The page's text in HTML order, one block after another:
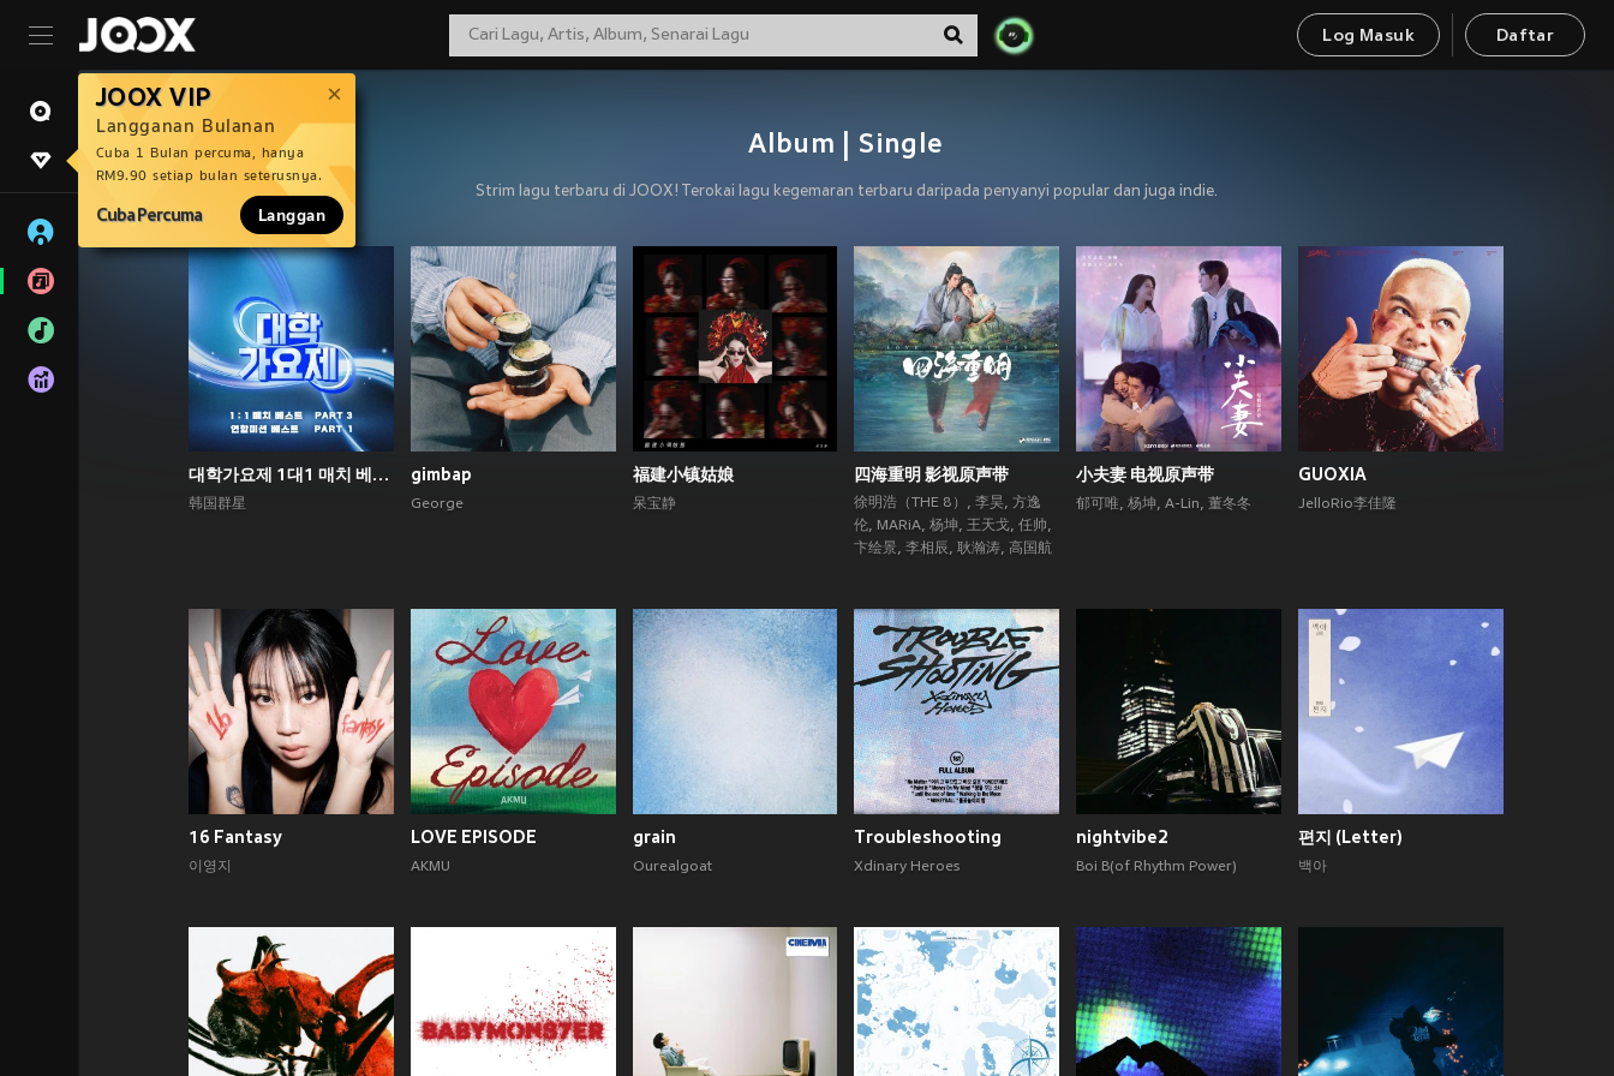
Log Masuk Daftar
JOOX VIP
Langganan Bulanan
Cuba 1 Bulan percuma, hanya
RM9.90 setiap bulan seterusnya.
Cuba Percuma Langgan
Album | Single
Strim lagu terbaru di JOOX! Terokai lagu kegemaran terbaru daripada penyanyi popular dan juga indie.
대학가요제 1대1 매치 베스트 PART3, 연합미션 베스트 PART1
韩国群星
gimbap
George
福建小镇姑娘
呆宝静
四海重明 影视原声带
徐明浩（THE 8） ,李昊,方逸
伦, MARiA,杨坤,王天戈,任帅,
卞绘景,李相辰,耿瀚涛,高国航
小夫妻 电视原声带
郁可唯,杨坤,A-Lin,董冬冬
GUOXIA
JelloRio李佳隆
16 Fantasy
이영지
LOVE EPISODE
AKMU
grain
Ourealgoat
Troubleshooting
Xdinary Heroes
nightvibe2
Boi B(of Rhythm Power)
편지 (Letter)
백아